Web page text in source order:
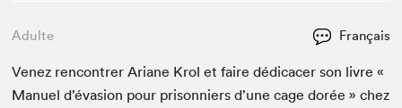
Adulte Français
Venez ren­con­tr­er Ari­ane Krol et faire dédi­cac­er son livre «
Manuel d’é­va­sion pour pris­on­niers d’une cage dorée » chez